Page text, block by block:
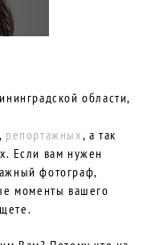
области,
, репортажных, а так
Если вам нужен
фотограф,
моменты вашего